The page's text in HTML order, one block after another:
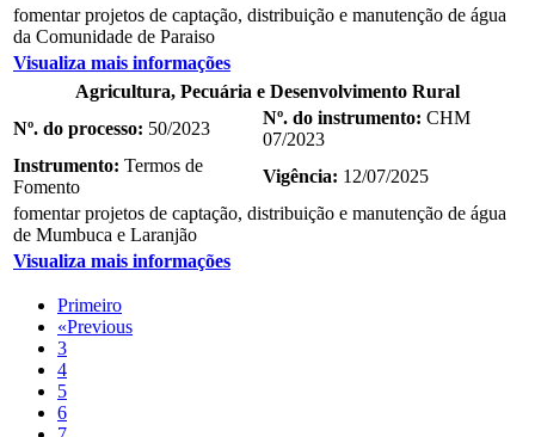
fomentar projetos de captação, distribuição e manutenção de água
da Comunidade de Paraiso
Visualiza mais informações
Agricultura, Pecuária e Desenvolvimento Rural
Nº. do processo: 50/2023
Nº. do instrumento: CHM
07/2023
Instrumento: Termos de
Fomento
Vigência: 12/07/2025
fomentar projetos de captação, distribuição e manutenção de água
de Mumbuca e Laranjão
Visualiza mais informações
Primeiro
«Previous
3
4
5
6